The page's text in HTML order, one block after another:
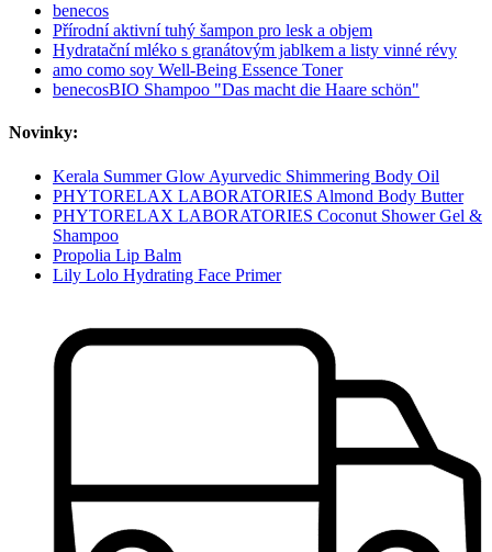
benecos
Přírodní aktivní tuhý šampon pro lesk a objem
Hydratační mléko s granátovým jablkem a listy vinné révy
amo como soy Well-Being Essence Toner
benecosBIO Shampoo "Das macht die Haare schön"
Novinky:
Kerala Summer Glow Ayurvedic Shimmering Body Oil
PHYTORELAX LABORATORIES Almond Body Butter
PHYTORELAX LABORATORIES Coconut Shower Gel &
Shampoo
Propolia Lip Balm
Lily Lolo Hydrating Face Primer